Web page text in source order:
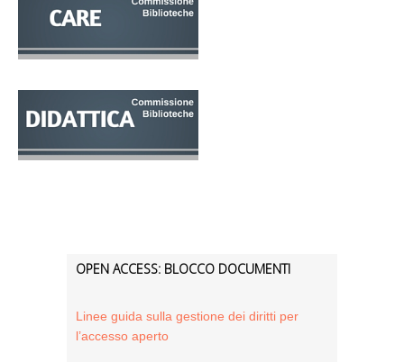
OPEN ACCESS: BLOCCO DOCUMENTI
Linee guida sulla gestione dei diritti per
l’accesso aperto